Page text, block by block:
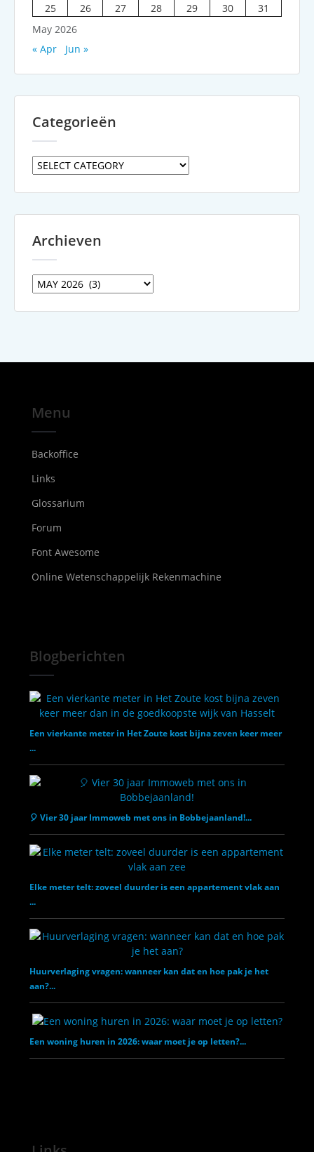
May 2026
25
26 27 28 29 30 31
« Apr Jun »
Categorieën
Categorieën
Archieven
Archieven
Menu
Backoffice
Links
Glossarium
Forum
Font Awesome
Online Wetenschappelijk Rekenmachine
Blogberichten
Een vierkante meter in Het Zoute kost bijna zeven keer meer
...
🎈 Vier 30 jaar Immoweb met ons in Bobbejaanland!...
Elke meter telt: zoveel duurder is een appartement vlak aan
...
Huurverlaging vragen: wanneer kan dat en hoe pak je het
aan?...
Een woning huren in 2026: waar moet je op letten?...